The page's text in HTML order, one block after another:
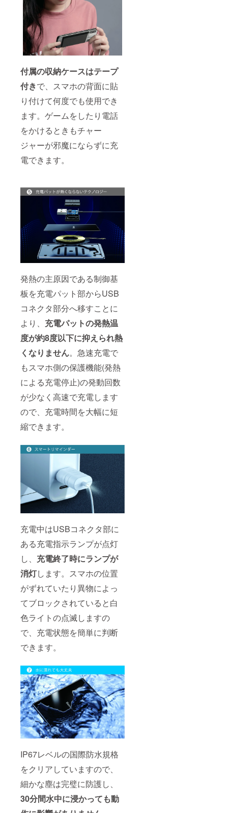
付属の収納ケースはテープ
付きで、スマホの背面に貼
り付けて何度でも使用でき
ます。ゲームをしたり電話
をかけるときもチャー
ジャーが邪魔にならずに充
電できます。
発熱の主原因である制御基
板を充電パット部からUSB
コネクタ部分へ移すことに
より、 充電パットの発熱温
度が約8度以下に抑えられ熱
くなりません。急速充電で
もスマホ側の保護機能(発熱
による充電停止)の発動回数
が少なく高速で充電します
ので、充電時間を大幅に短
縮できます。
充電中はUSBコネクタ部に
ある充電指示ランプが点灯
し、 充電終了時にランプが
消灯します。スマホの位置
がずれていたり異物によっ
てブロックされていると白
色ライトの点滅しますの
で、充電状態を簡単に判断
できます。
IP67レベルの国際防水規格
をクリアしていますので、
細かな塵は完璧に防護し、
30分間水中に浸かっても動